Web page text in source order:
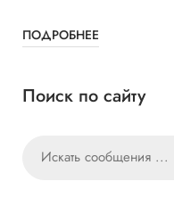
ПОДРОБНЕЕ
Поиск по сайту